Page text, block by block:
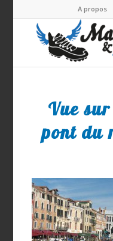
A propos
Vue
pont du